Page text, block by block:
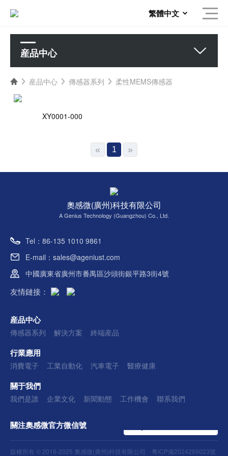
繁體中文
産品中心
産品中心 傳感器系列 柔性MEMS傳感器
XY0001-000
« 1 »
奧感微(廣州)科技有限公司
A Genius Technology (Guangzhou) Co., Ltd.
Tel：86-135 1010 9861
E-mail：sales@ageniust.com
中國廣東省廣州市番禺區沙頭街銀平路3街4號
友情鏈接：
産品中心
傳感器系列 解決方案 終端産品
行業應用
消費電子 工業自動化 汽車電子 醫療健康
關于我們
我們是誰 企業文化 新聞動態 工作機會 聯系我們
關注奧感微官方微信號
版權所有 © 2016-2025 奧感微(廣州)科技有限公司 粵ICP備2024269023號